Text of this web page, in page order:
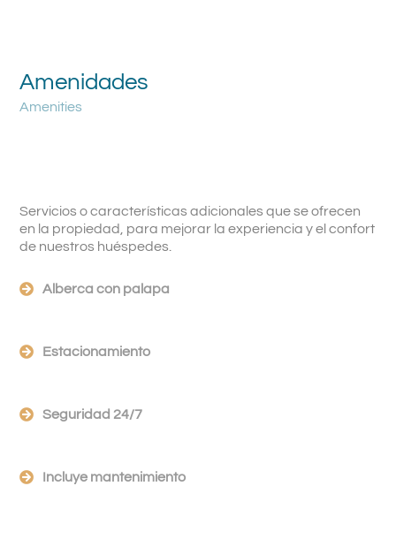
Amenidades
Amenities
Servicios o características adicionales que se ofrecen
en la propiedad, para mejorar la experiencia y el confort
de nuestros huéspedes.
Alberca con palapa
Estacionamiento
Seguridad 24/7
Incluye mantenimiento